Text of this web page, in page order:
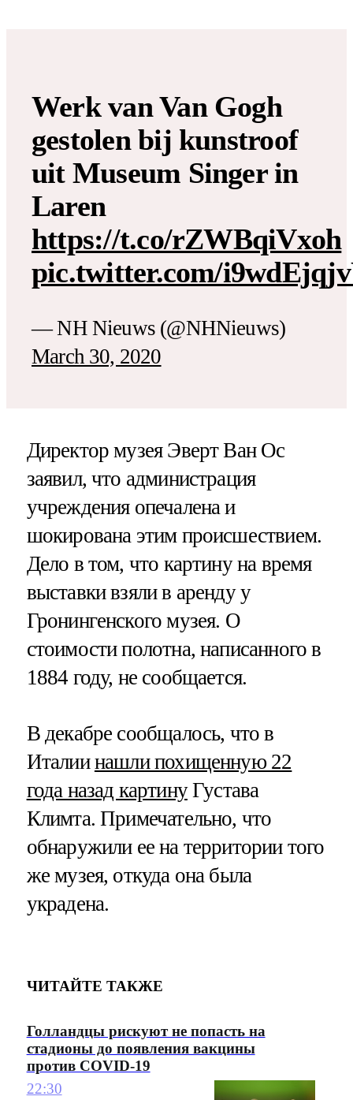
Werk van Van Gogh
gestolen bij kunstroof
uit Museum Singer in
Laren
https://t.co/rZWBqiVxoh
pic.twitter.com/
— NH Nieuws (@NHNieuws)
March 30, 2020
Директор музея Эверт Ван Ос
заявил, что администрация
учреждения опечалена и
шокирована этим происшествием.
Дело в том, что картину на время
выставки взяли в аренду у
Гронингенского музея. О
стоимости полотна, написанного в
1884 году, не сообщается.
В декабре сообщалось, что в
Италиинашли похищенную 22
года назад картинуГустава
Климта. Примечательно, что
обнаружили ее на территории того
же музея, откуда она была
украдена.
ЧИТАЙТЕ ТАКЖЕ
Голландцы рискуют не попасть на
стадионы до появления вакцины
против COVID-19
22:30